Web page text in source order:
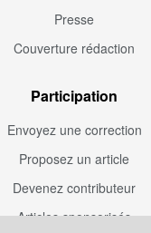
Presse
Couverture rédaction
Participation
Envoyez une correction
Proposez un article
Devenez contributeur
Articles sponsorisés